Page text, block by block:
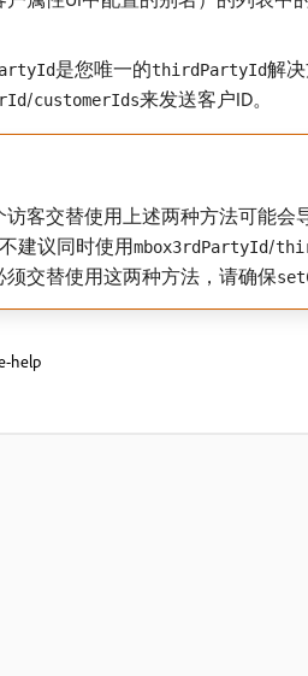
是您唯一的thirdPartyId解
/customerIds来发送客户ID。
访客交替使用上述两种方法可能会
建议同时使用mbox3rdPartyId/
须交替使用这两种方法，请确保
help